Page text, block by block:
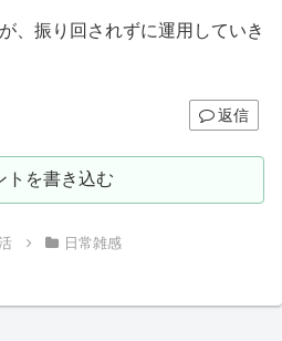
、振り回されずに運用していき
返信
トを書き込む
日常雑感